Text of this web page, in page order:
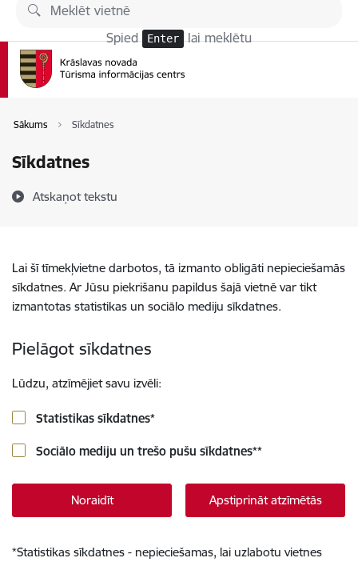
Pāriet uz lapas saturu
Spied Enter lai meklētu
Sākums Sīkdatnes
Sīkdatnes
Atskaņot tekstu
Lai šī tīmekļvietne darbotos, tā izmanto obligāti nepieciešamās
sīkdatnes. Ar Jūsu piekrišanu papildus šajā vietnē var tikt
izmantotas statistikas un sociālo mediju sīkdatnes.
Pielāgot sīkdatnes
Lūdzu, atzīmējiet savu izvēli:
Statistikas sīkdatnes*
Sociālo mediju un trešo pušu sīkdatnes**
Noraidīt Apstiprināt atzīmētās
*Statistikas sīkdatnes - nepieciešamas, lai uzlabotu vietnes